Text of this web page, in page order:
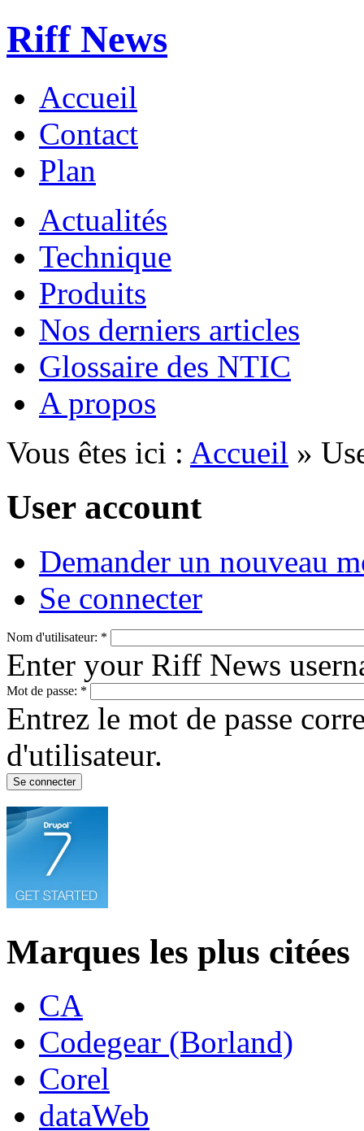
Riff News
Accueil
Contact
Plan
Actualités
Technique
Produits
Nos derniers articles
Glossaire des NTIC
A propos
Vous êtes ici : Accueil »
User account
Demander un nouveau
Se connecter
Nom d'utilisateur: *
Enter your Riff News
Mot de passe: *
Entrez le mot de passe
d'utilisateur.
Marques les plus citées
CA
Codegear (Borland)
Corel
dataWeb